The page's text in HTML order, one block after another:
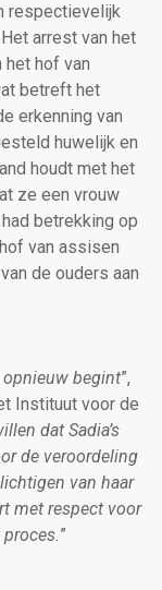
respectievelijk
arrest van het
het hof van
betreft het
erkenning van
huwelijk en
houdt met het
ze een vrouw
betrekking op
van assisen
de ouders aan
begint”,
Instituut voor de
dat Sadia’s
de veroordeling
van haar
met respect voor
”